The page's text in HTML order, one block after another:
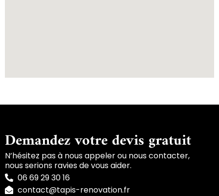
Demandez votre devis gratuit
N’hésitez pas à nous appeler ou nous contacter,
nous serions ravies de vous aider.
06 69 29 30 16
contact@tapis-renovation.fr